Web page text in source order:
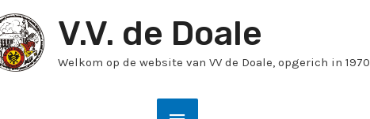
V.V. de Doale
Welkom op de website van VV de Doale, opgerich in 1970